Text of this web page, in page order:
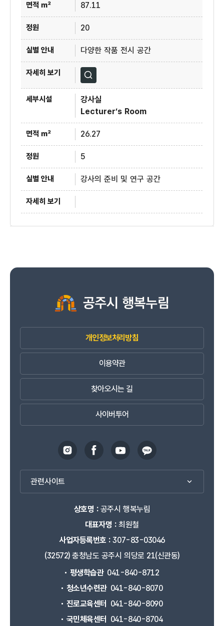
87.11
20
다양한 작품 전시 공간
자세히보기
강사실
Lecturer’s Room
26.27
5
강사의 준비 및 연구 공간
개인정보처리방침
이용약관
찾아오시는 길
사이버투어
관련사이트
상호명 :공주시 행복누림
대표자명 :최원철
사업자등록번호 :307-83-03046
(32572) 충청남도 공주시 의당로 21(신관동)
평생학습관 041-840-8712
청소년수련관 041-840-8070
진로교육센터
041-840-8090
국민체육센터
041-840-8704